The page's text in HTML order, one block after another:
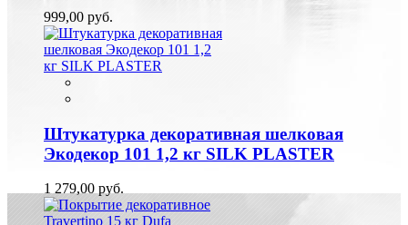
999,00 руб.
Штукатурка декоративная шелковая
Экодекор 101 1,2 кг SILK PLASTER
1 279,00 руб.